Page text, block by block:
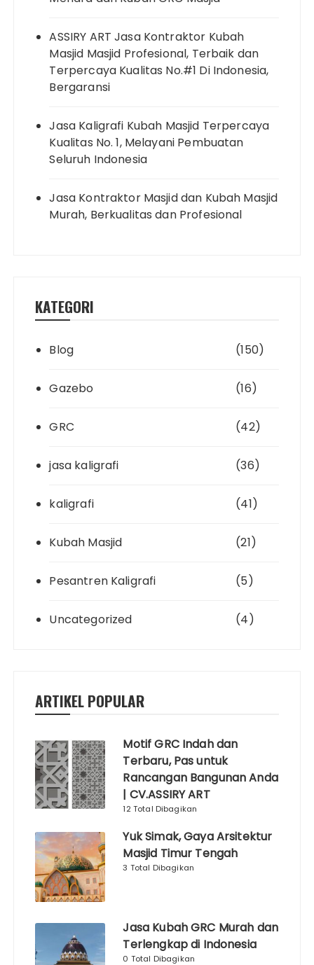
ASSIRY ART Jasa Kontraktor Kubah
Masjid Masjid Profesional, Terbaik dan
Terpercaya Kualitas No.#1 Di Indonesia,
Bergaransi
Jasa Kaligrafi Kubah Masjid Terpercaya
Kualitas No. 1, Melayani Pembuatan
Seluruh Indonesia
Jasa Kontraktor Masjid dan Kubah Masjid
Murah, Berkualitas dan Profesional
KATEGORI
Blog (150)
Gazebo (16)
GRC (42)
jasa kaligrafi (36)
kaligrafi (41)
Kubah Masjid (21)
Pesantren Kaligrafi (5)
Uncategorized (4)
ARTIKEL POPULAR
Motif GRC Indah dan
Terbaru, Pas untuk
Rancangan Bangunan Anda
| CV.ASSIRY ART
12 Total Dibagikan
Yuk Simak, Gaya Arsitektur
Masjid Timur Tengah
3 Total Dibagikan
Jasa Kubah GRC Murah dan
Terlengkap di Indonesia
0 Total Dibagikan